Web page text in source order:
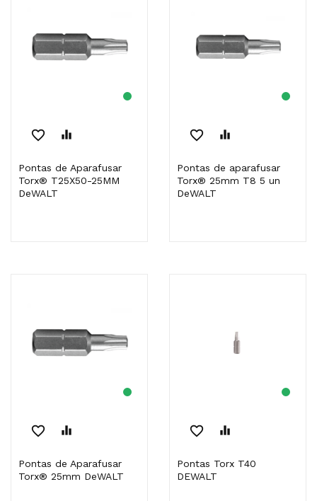
favorite_border equalizer
Pontas de Aparafusar
Torx® T25X50-25MM
DeWALT
favorite_border equalizer
Pontas de aparafusar
Torx® 25mm T8 5 un
DeWALT
favorite_border equalizer
Pontas de Aparafusar
Torx® 25mm DeWALT
favorite_border equalizer
Pontas Torx T40
DEWALT